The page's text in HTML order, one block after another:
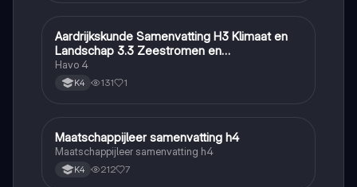
Aardrijkskunde
Aardrijkskunde Samenvatting H3 Klimaat en
Landschap 3.3 Zeestromen en
Klimaatgebieden • BuiteNLand
Havo 4
K4 131 1
Maatschappijleer
Maatschappijleer samenvatting h4
Maatschappijleer samenvatting h4
K4 212 7